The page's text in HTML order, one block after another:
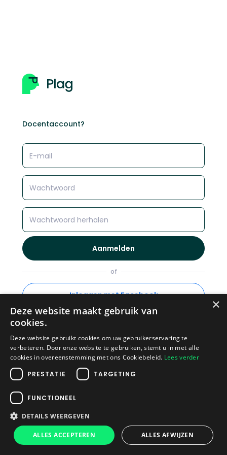
Docentaccount?
Aanmelden
of
Inloggen met Facebook
Heeft u al een account? Inloggen
Gebruiksvoorwaarden
© 2026 Plag
×
Deze website maakt gebruik van
cookies.
Deze website gebruikt cookies om uw gebruikerservaring te
verbeteren. Door onze website te gebruiken, stemt u in met alle
cookies in overeenstemming met ons Cookiebeleid. Lees verder
PRESTATIE
TARGETING
FUNCTIONEEL
DETAILS WEERGEVEN
ALLES ACCEPTEREN ALLES AFWIJZEN